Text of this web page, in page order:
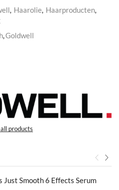
, Haarolie, Haarproducten,
,Goldwell
products
Just Smooth 6 Effects Serum